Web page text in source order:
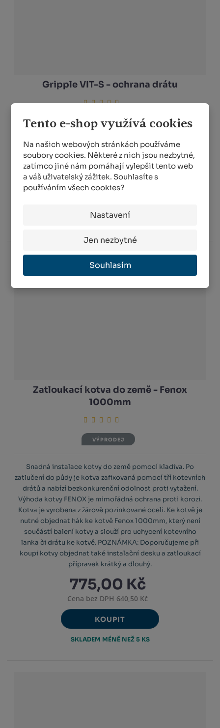
Tento e-shop využívá cookies
Na našich webových stránkách používáme
soubory cookies. Některé z nich jsou nezbytné,
zatímco jiné nám pomáhají vylepšit tento web
a váš uživatelský zážitek. Souhlasíte s
používáním všech cookies?
Nastavení
Jen nezbytné
Souhlasím
Gripple VIT-S - ochrana drátu
a zabraňuje jeho otírání o kovové háčky sloupku.
od 5,42 Kč
Cena bez DPH 4,48 Kč
SKLADEM
Zatloukací kotva do země - Fenox
1000mm
VÝPRODEJ
Snadná instalace kotvy do země pomocí kladiva. Po
zatlučení do půdy je kotva zafixovaná pomocí tří kotevních
drátů a nabízí bezkonkurenční odolnost proti vytažení.
Výhoda kotvy FENOX je mimořádná ochrana proti korozi.
Kotva je vyrobena z žárově pozinkované oceli. Ke kotvě je
nutné objednat hák ke kotvě Fenox 1000mm, který není
součástí balení kotvy a slouží pro uchycení kotevního
lanka či drátu ke kotvě. POZNÁMKA: Doporučujeme při
koupi kotvy objednat také instalační desku a zatloukací
přípravek krátký a dlouhý.
775,00 Kč
Cena bez DPH 640,50 Kč
KOUPIT
SKLADEM MÉNĚ NEŽ 5 KS